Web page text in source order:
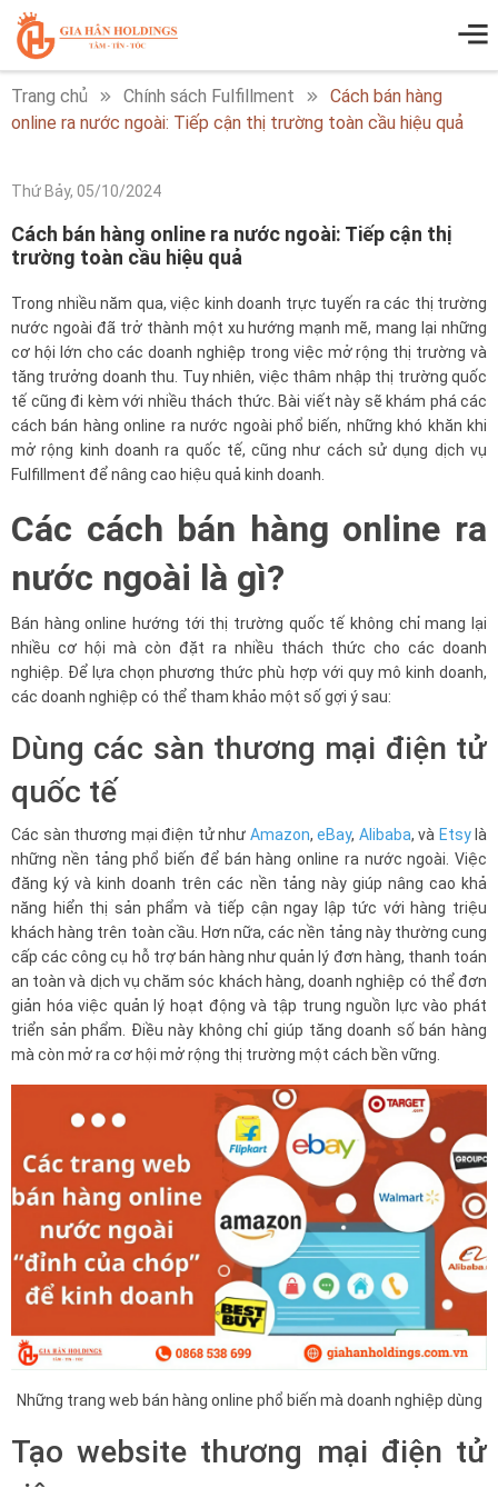
Trang chủ Chính sách Fulfillment
Cách bán hàng
online ra nước ngoài: Tiếp cận thị trường toàn cầu hiệu quả
Thứ Bảy, 05/10/2024
Cách bán hàng online ra nước ngoài: Tiếp cận thị
trường toàn cầu hiệu quả
Trong nhiều năm qua, việc kinh doanh trực tuyến ra các thị trường
nước ngoài đã trở thành một xu hướng mạnh mẽ, mang lại những
cơ hội lớn cho các doanh nghiệp trong việc mở rộng thị trường và
tăng trưởng doanh thu. Tuy nhiên, việc thâm nhập thị trường quốc
tế cũng đi kèm với nhiều thách thức. Bài viết này sẽ khám phá các
cách bán hàng online ra nước ngoài phổ biến, những khó khăn khi
mở rộng kinh doanh ra quốc tế, cũng như cách sử dụng dịch vụ
Fulfillment để nâng cao hiệu quả kinh doanh.
Các cách bán hàng online ra
nước ngoài là gì?
Bán hàng online hướng tới thị trường quốc tế không chỉ mang lại
nhiều cơ hội mà còn đặt ra nhiều thách thức cho các doanh
nghiệp. Để lựa chọn phương thức phù hợp với quy mô kinh doanh,
các doanh nghiệp có thể tham khảo một số gợi ý sau:
Dùng các sàn thương mại điện tử
quốc tế
Các sàn thương mại điện tử như Amazon, eBay, Alibaba, và Etsylà
những nền tảng phổ biến để bán hàng online ra nước ngoài. Việc
đăng ký và kinh doanh trên các nền tảng này giúp nâng cao khả
năng hiển thị sản phẩm và tiếp cận ngay lập tức với hàng triệu
khách hàng trên toàn cầu. Hơn nữa, các nền tảng này thường cung
cấp các công cụ hỗ trợ bán hàng như quản lý đơn hàng, thanh toán
an toàn và dịch vụ chăm sóc khách hàng, doanh nghiệp có thể đơn
giản hóa việc quản lý hoạt động và tập trung nguồn lực vào phát
triển sản phẩm. Điều này không chỉ giúp tăng doanh số bán hàng
mà còn mở ra cơ hội mở rộng thị trường một cách bền vững.
Những trang web bán hàng online phổ biến mà doanh nghiệp dùng
Tạo website thương mại điện tử